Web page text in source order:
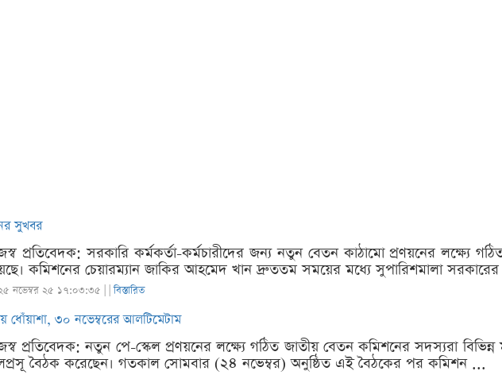
সুখবর
প্রতিবেদক: সরকারি কর্মকর্তা-কর্মচারীদের জন্য নতুন বেতন কাঠামো প্রণয়নের লক্ষ্যে
কমিশনের চেয়ারম্যান জাকির আহমেদ খান দ্রুততম সময়ের মধ্যে সুপারিশমালা
নভেম্বর ২৫ ১৭:০৩:৩৫ | |বিস্তারিত
ধোঁয়াশা, ৩০ নভেম্বরের আলটিমেটাম
প্রতিবেদক: নতুন পে-স্কেল প্রণয়নের লক্ষ্যে গঠিত জাতীয় বেতন কমিশনের সদস্যরা
বৈঠক করেছেন। গতকাল সোমবার (২৪ নভেম্বর) অনুষ্ঠিত এই বৈঠকের পর কমিশন ...